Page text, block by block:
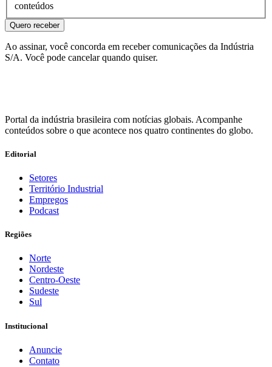
conteúdos
Quero receber
Ao assinar, você concorda em receber comunicações da Indústria
S/A. Você pode cancelar quando quiser.
Portal da indústria brasileira com notícias globais. Acompanhe
conteúdos sobre o que acontece nos quatro continentes do globo.
Editorial
Setores
Território Industrial
Empregos
Podcast
Regiões
Norte
Nordeste
Centro-Oeste
Sudeste
Sul
Institucional
Anuncie
Contato